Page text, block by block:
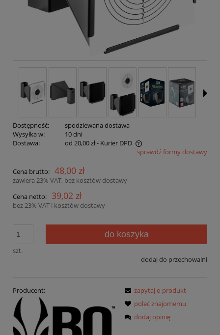
Dostępność:
spodziewana dostawa
Wysyłka w:
10 dni
Dostawa:
od 20,00 zł- Kurier DPD
Cena nie zawiera ewentualnych kosztów płatnościsprawdź formy dostawy
Cena brutto: 48,00 zł
zawiera 23% VAT, bez kosztów dostawy
Cena netto:
39,02 zł
bez 23% VAT i kosztów dostawy
szt.
do koszyka
dodaj do przechowalni
Producent:
zapytaj o produkt
poleć znajomemu
dodaj opinię